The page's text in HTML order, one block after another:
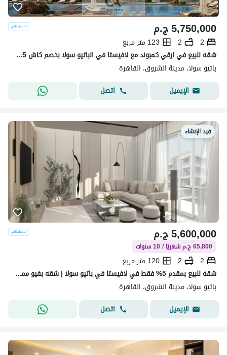
ج.م5,750,000
2
2
123 متر مربع
شقه للبيع في ارقي كمبوند مع لافيستا في الباتيو سولا بخصم كاش 25 % - اقساط تصل الي 10 سنوات - فيو مميز Patio Sola _ La Vista
باتيو سولا، مدينة الشروق، القاهرة
الإيميل
اتصل
قيد الإنشاء
ج.م5,600,000
65,800 ج.م شهريًا / 10 سنوات
2
2
120 متر مربع
شقه للبيع بمقدم 5% فقط في لافيستا في باتيو سولا | شقه بفيو مميز جدا واقساط متساويه تصل الي 10 سنوات خصم كاش 25% | Patio Sola _ La Vista
باتيو سولا، مدينة الشروق، القاهرة
الإيميل
اتصل